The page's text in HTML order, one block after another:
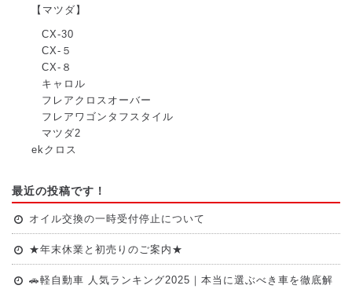
【マツダ】
CX-30
CX-５
CX-８
キャロル
フレアクロスオーバー
フレアワゴンタフスタイル
マツダ2
ekクロス
最近の投稿です！
オイル交換の一時受付停止について
★年末休業と初売りのご案内★
🚗軽自動車 人気ランキング2025｜本当に選ぶべき車を徹底解